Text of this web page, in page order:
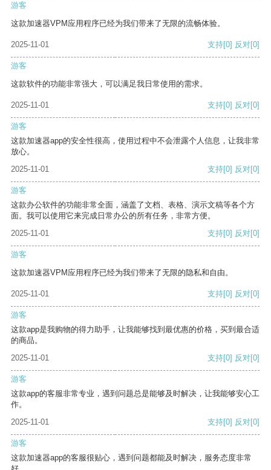
游客
这款加速器VPM应用程序已经为我们带来了无限的流畅体验。
2025-11-01 支持[0] 反对[0]
游客
这款软件的功能非常强大，可以满足我日常使用的需求。
2025-11-01 支持[0] 反对[0]
游客
这款加速器app的安全性很高，使用过程中不会泄露个人信息，让我非常
放心。
2025-11-01
支持[0] 反对[0]
游客
这款办公软件的功能非常全面，涵盖了文档、表格、演示文稿等各个方
面。我可以使用它来完成日常办公的所有任务，非常方便。
2025-11-01
支持[0] 反对[0]
游客
这款加速器VPM应用程序已经为我们带来了无限的隐私和自由。
2025-11-01 支持[0] 反对[0]
游客
这款app是我购物的得力助手，让我能够找到最优惠的价格，买到最合适
的商品。
2025-11-01
支持[0] 反对[0]
游客
这款app的客服非常专业，遇到问题总是能够及时解决，让我能够安心工
作。
2025-11-01
支持[0] 反对[0]
游客
这款加速器app的客服很贴心，遇到问题都能及时解决，服务态度非常